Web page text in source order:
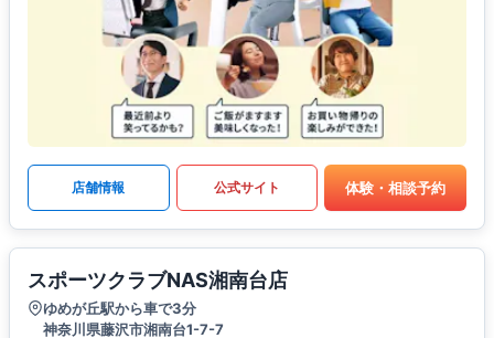
店舗情報 公式サイト 体験・相談予約
スポーツクラブNAS湘南台店
ゆめが丘駅から車で3分
神奈川県藤沢市湘南台1-7-7